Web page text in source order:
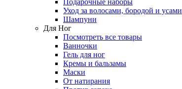
Подарочные наборы
Уход за волосами, бородой и усами
Шампуни
Для Ног
Посмотреть все товары
Ванночки
Гель для ног
Кремы и бальзамы
Маски
От натирания